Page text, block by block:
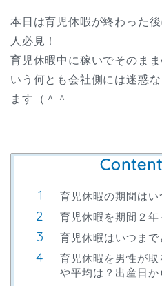
本日は育児休暇が終わった
人必見！
育児休暇中に稼いでそのま
いう何とも会社側には迷惑
ます（＾＾
育児休暇の期間はい
育児休暇を期間２
育児休暇はいつまで
育児休暇を男性が
や平均は？出産日か